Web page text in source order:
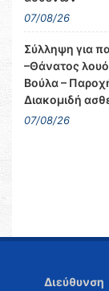
07/08/26
Σύλληψη για
–Θάνατος
Βούλα –
Διακομιδή
07/08/26
Διεύθυνση